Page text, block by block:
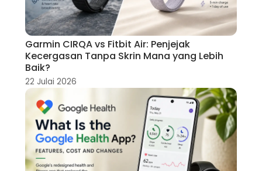
Garmin CIRQA vs Fitbit Air: Penjejak
Kecergasan Tanpa Skrin Mana yang Lebih
Baik?
22 Julai 2026